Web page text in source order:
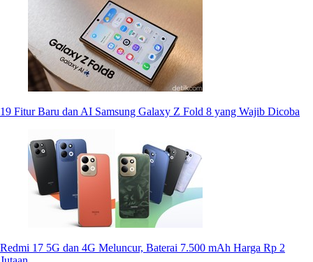
19 Fitur Baru dan AI Samsung Galaxy Z Fold 8 yang Wajib Dicoba
Redmi 17 5G dan 4G Meluncur, Baterai 7.500 mAh Harga Rp 2